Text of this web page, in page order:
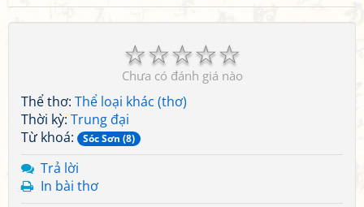
☆
☆
☆
☆
☆
Chưa có đánh giá nào
Thể thơ: Thể loại khác (thơ)
Thời kỳ: Trung đại
Từ khoá:
Sóc Sơn (8)
Trả lời
In bài thơ